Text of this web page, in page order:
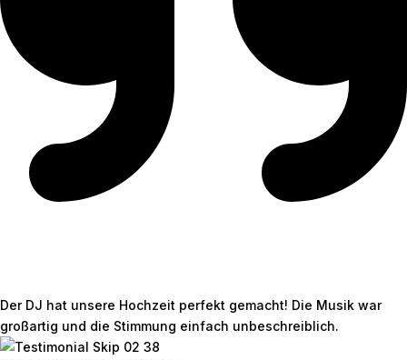
Der DJ hat unsere Hochzeit perfekt gemacht! Die Musik war
großartig und die Stimmung einfach unbeschreiblich.